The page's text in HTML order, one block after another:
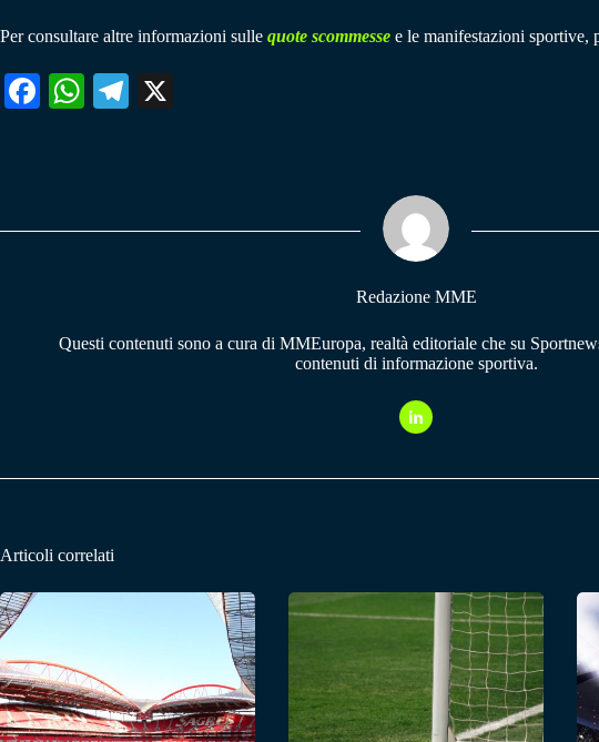
Per consultare altre informazioni sulle quote scommesse e le manifestazioni sportive,
Fa W
pp
Te
m
Redazione MME
Questi contenuti sono a cura di MMEuropa, realtà editoriale che su
contenuti di informazione sportiva.
Articoli correlati